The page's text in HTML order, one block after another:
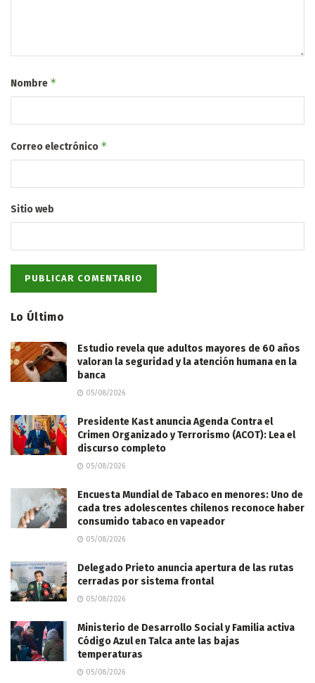
Nombre *
Correo electrónico *
Sitio web
Lo Último
Estudio revela que adultos mayores de 60 años
valoran la seguridad y la atención humana en la
banca
05/08/2026
Presidente Kast anuncia Agenda Contra el
Crimen Organizado y Terrorismo (ACOT): Lea el
discurso completo
05/08/2026
Encuesta Mundial de Tabaco en menores: Uno de
cada tres adolescentes chilenos reconoce haber
consumido tabaco en vapeador
05/08/2026
Delegado Prieto anuncia apertura de las rutas
cerradas por sistema frontal
05/08/2026
Ministerio de Desarrollo Social y Familia activa
Código Azul en Talca ante las bajas
temperaturas
05/08/2026